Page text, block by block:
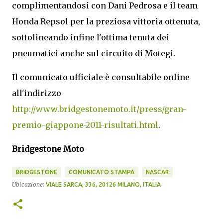
complimentandosi con Dani Pedrosa e il team
Honda Repsol per la preziosa vittoria ottenuta,
sottolineando infine l'ottima tenuta dei
pneumatici anche sul circuito di Motegi.
Il comunicato ufficiale è consultabile online
all'indirizzo
http://www.bridgestonemoto.it/press/gran-
premio-giappone-2011-risultati.html.
Bridgestone Moto
BRIDGESTONE COMUNICATO STAMPA NASCAR
Ubicazione: VIALE SARCA, 336, 20126 MILANO, ITALIA